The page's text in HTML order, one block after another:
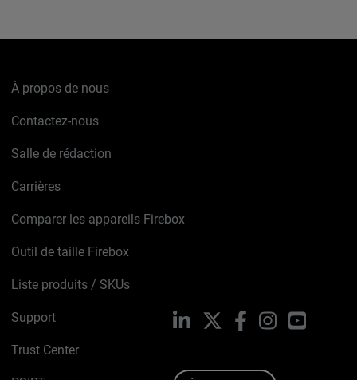
À propos de nous
Contactez-nous
Salle de rédaction
Carrières
Comparer les appareils Firebox
Outil de taille Firebox
Liste produits / SKUs
Support
Trust Center
LinkedIn FacebookInstagramYouTube